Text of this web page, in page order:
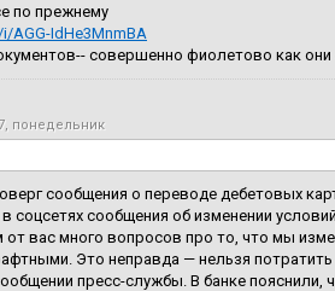
по прежнему
AGG-IdHe3MnmBA
совершенно фиолетово как
понедельник
сообщения о переводе дебетовых
соцсетях сообщения об изменении
вас много вопросов про то, что мы
Это неправда — нельзя
пресс-службы. В банке